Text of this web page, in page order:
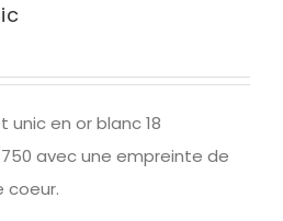
unic en or blanc 18
avec une empreinte de
coeur.